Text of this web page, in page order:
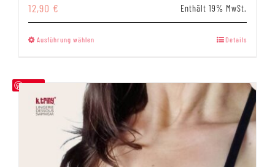
12,90 € Enthält 19% MwSt.
Ausführung wählen
mehrere
Varianten
auf.
Die
Optionen
können
Details
Save